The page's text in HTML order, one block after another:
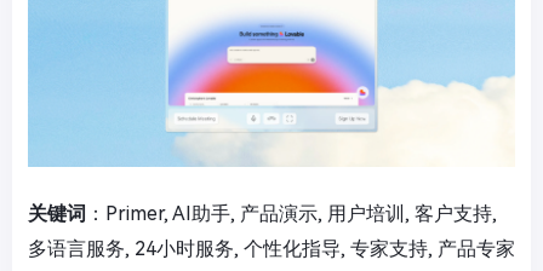
关键词 ：Primer, AI助手, 产品演示, 用户培训, 客户支持,
多语言服务, 24小时服务, 个性化指导, 专家支持, 产品专家